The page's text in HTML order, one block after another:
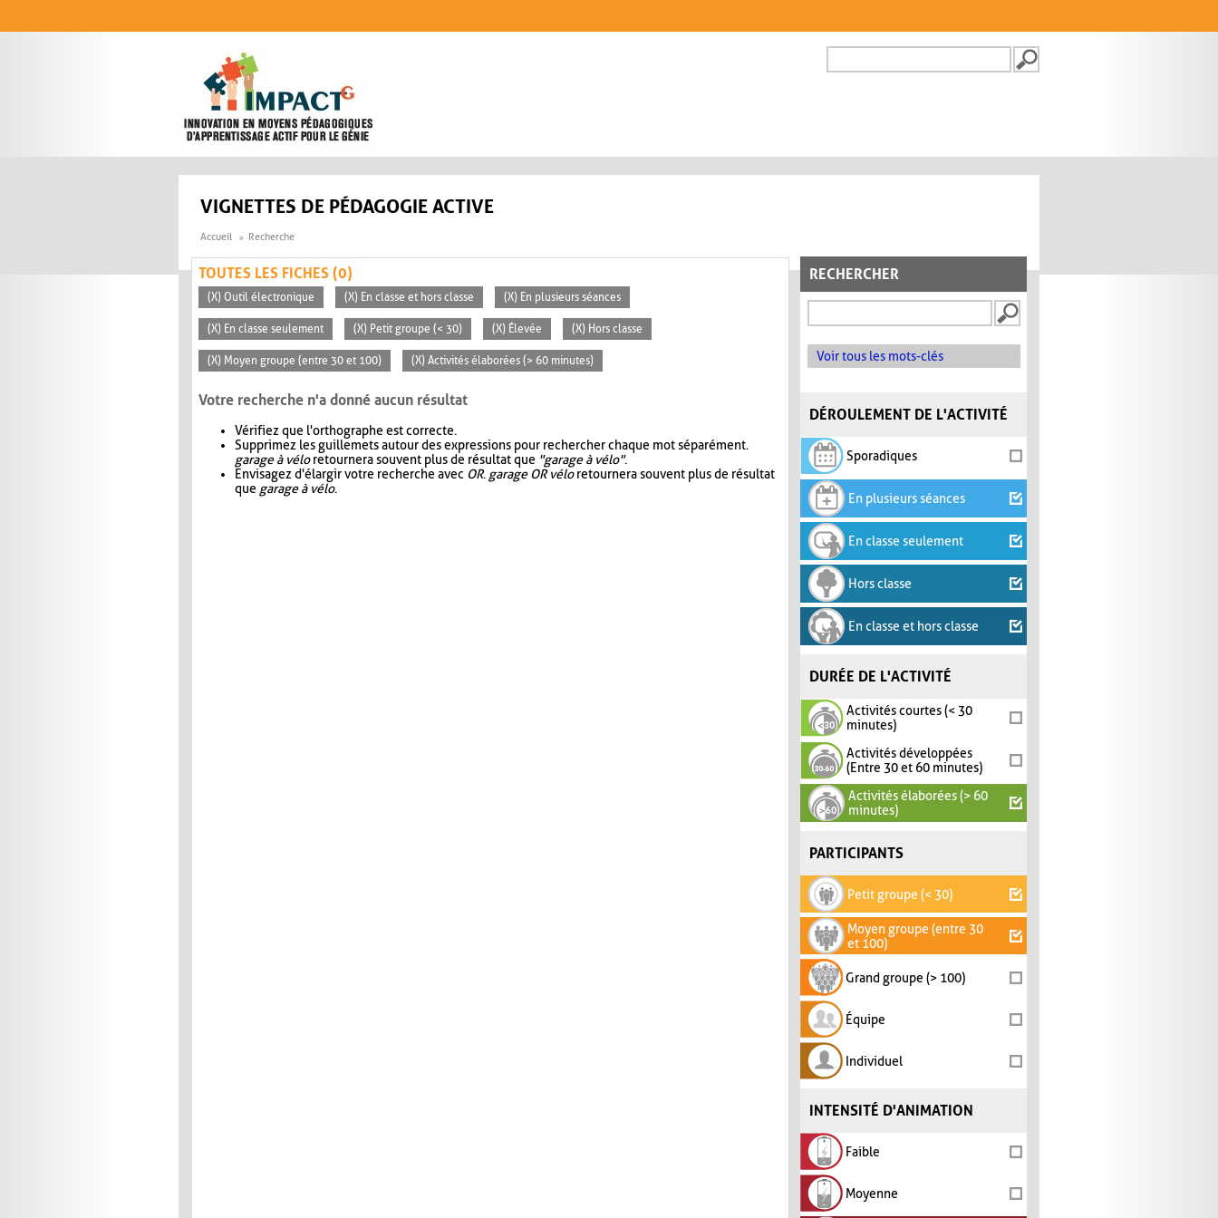
FORMULAIRE DE
VIGNETTES DE PÉDAGOGIE ACTIVE
Accueil Recherche
RECHERCHER
Voir tous les mots-clés
DÉROULEMENT DE L'ACTIVITÉ
Sporadiques
En plusieurs séances
En classe seulement
Hors classe
En classe et hors classe
DURÉE DE L'ACTIVITÉ
Activités courtes (< 30
minutes)
Activités développées
(Entre 30 et 60 minutes)
Activités élaborées (> 60
minutes)
PARTICIPANTS
Petit groupe (< 30)
Moyen groupe (entre 30
et 100)
Grand groupe (> 100)
Équipe
Individuel
INTENSITÉ D'ANIMATION
Faible
Moyenne
TOUTES LES FICHES (0)
(X) Outil électronique (X) En classe et hors classe (X) En plusieurs séances
(X) En classe seulement (X) Petit groupe (< 30) (X) Élevée (X) Hors classe
(X) Moyen groupe (entre 30 et 100) (X) Activités élaborées (> 60 minutes)
Votre recherche n'a donné aucun résultat
Vérifiez que l'orthographe est correcte.
Supprimez les guillemets autour des expressions pour rechercher chaque mot séparément.
garage à véloretournera souvent plus de résultat que "garage à vélo".
Envisagez d'élargir votre recherche avec OR. garage OR véloretournera souvent plus de résultat
que garage à vélo.